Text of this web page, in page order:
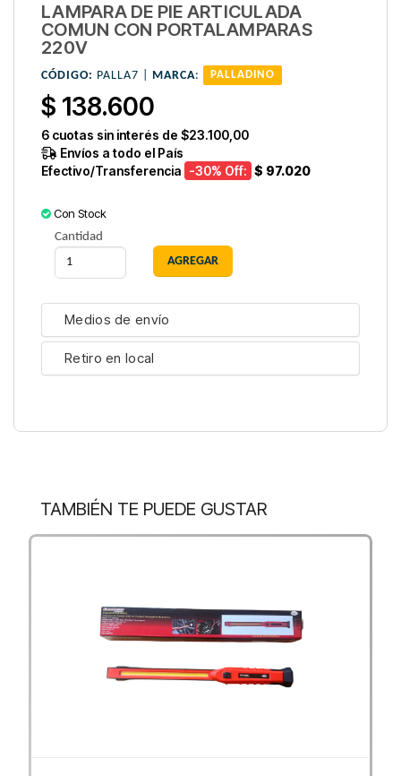
LAMPARA DE PIE ARTICULADA
COMUN CON PORTALAMPARAS
220V
CÓDIGO: PALLA7 | MARCA: PALLADINO
$ 138.600
6 cuotas sin interés de $23.100,00
Envíos a todo el País
Efectivo/Transferencia -30% Off: $ 97.020
Con Stock
Cantidad
Medios de envío
Retiro en local
TAMBIÉN TE PUEDE GUSTAR